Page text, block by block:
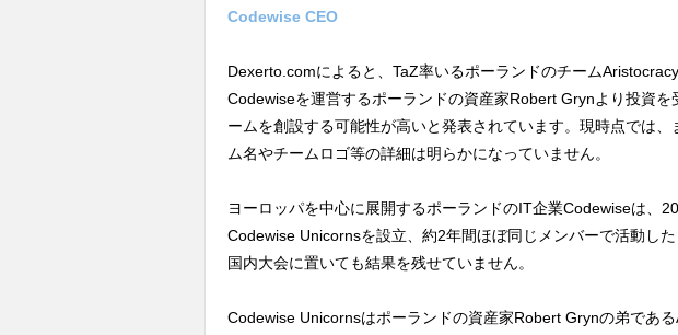
Codewise CEO
Dexerto.comによると、TaZ率いるポーランドのチーム
Codewiseを運営するポーランドの資産家Robert Grynより投資を
ームを創設する可能性が高いと発表されています。現時点では、
ム名やチームロゴ等の詳細は明らかになっていません。
ヨーロッパを中心に展開するポーランドのIT企業Codewiseは、
Codewise Unicornsを設立、約2年間ほぼ同じメンバーで活動した
国内大会に置いても結果を残せていません。
Codewise Unicornsはポーランドの資産家Robert Grynの弟であ